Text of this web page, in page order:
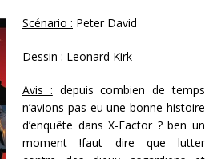
Scénario : Peter David
Dessin : Leonard Kirk
Avis : depuis combien de temps
n’avions pas eu une bonne histoire
d’enquête dans X-Factor ? ben un
moment !faut dire que lutter